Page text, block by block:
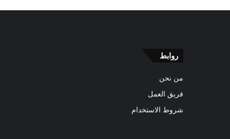
روابط
من نحن
فريق العمل
شروط الاستخدام